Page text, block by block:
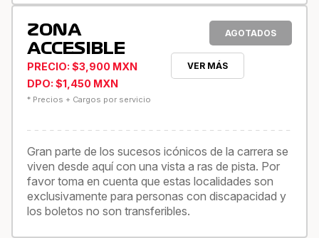
ZONA
ACCESIBLE
PRECIO: $3,900 MXN
DPO: $1,450 MXN
* Precios + Cargos por servicio
AGOTADOS
VER MÁS
Gran parte de los sucesos icónicos de la carrera se
viven desde aquí con una vista a ras de pista. Por
favor toma en cuenta que estas localidades son
exclusivamente para personas con discapacidad y
los boletos no son transferibles.